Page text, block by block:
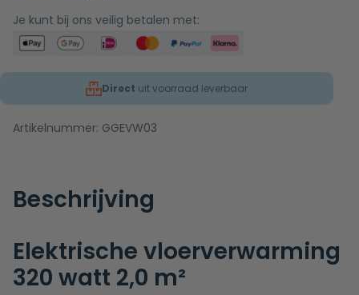
Je kunt bij ons veilig betalen met:
Direct uit voorraad leverbaar
Artikelnummer: GGEVW03
Beschrijving
Elektrische vloerverwarming
320 watt 2,0 m²